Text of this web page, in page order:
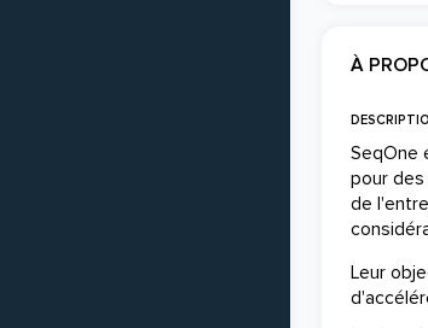
À
SeqOne
pour des
de
Leur